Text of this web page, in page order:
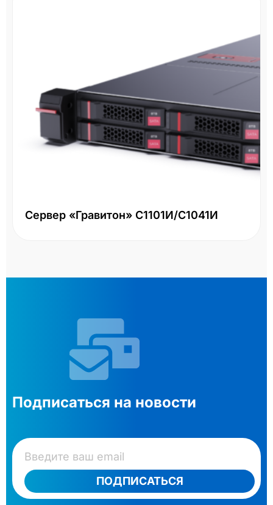
Сервер «Гравитон» С1101И/С1041И
Подписаться на новости
ПОДПИСАТЬСЯ